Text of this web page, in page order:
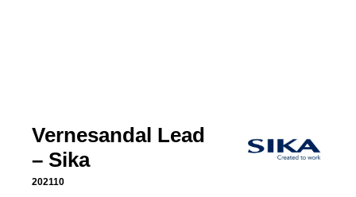
Vernesandal Lead
– Sika
202110